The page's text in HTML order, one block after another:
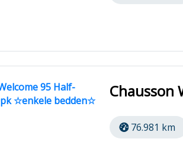
Chausson
76.981 km